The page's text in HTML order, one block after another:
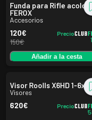
Funda para Rifle
FEROX
Accesorios
120€
150€
PrecioCLUB
Añadir a la cesta
Visor Roolls X6HD 1-
Visores
620€ PrecioCLUB